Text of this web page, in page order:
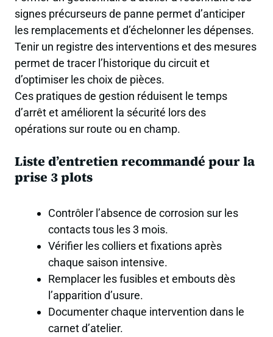
signes précurseurs de panne permet d’anticiper
les remplacements et d’échelonner les dépenses.
Tenir un registre des interventions et des mesures
permet de tracer l’historique du circuit et
d’optimiser les choix de pièces.
Ces pratiques de gestion réduisent le temps
d’arrêt et améliorent la sécurité lors des
opérations sur route ou en champ.
Liste d’entretien recommandé pour la
prise 3 plots
Contrôler l’absence de corrosion sur les
contacts tous les 3 mois.
Vérifier les colliers et fixations après
chaque saison intensive.
Remplacer les fusibles et embouts dès
l’apparition d’usure.
Documenter chaque intervention dans le
carnet d’atelier.